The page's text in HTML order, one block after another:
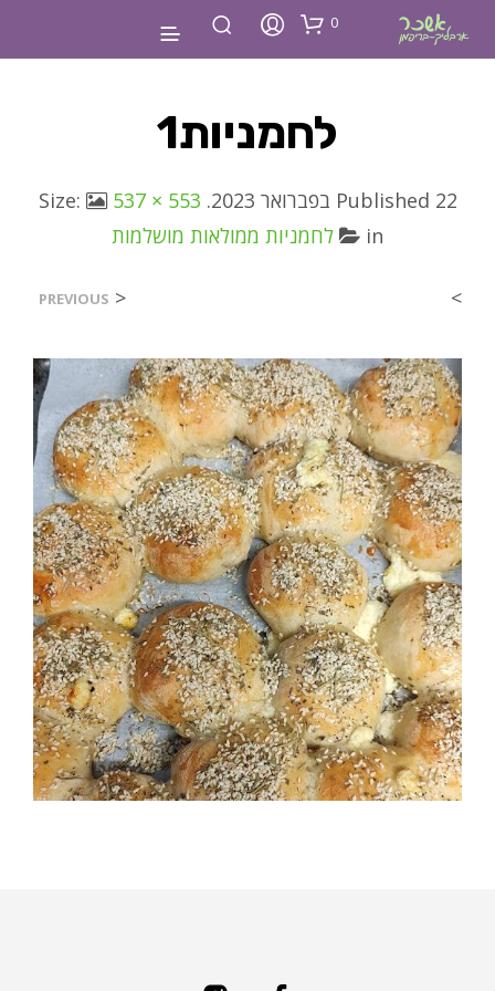
0
לחמניות1
Published 22 בפברואר 2023 . Size:
537 × 553
in
לחמניות ממולאות מושלמות
<
PREVIOUS >